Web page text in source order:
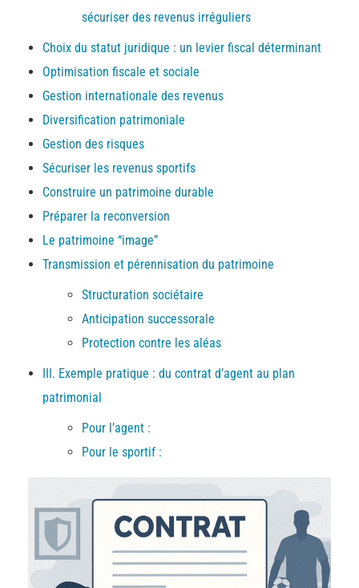
sécuriser des revenus irréguliers
Choix du statut juridique : un levier fiscal déterminant
Optimisation fiscale et sociale
Gestion internationale des revenus
Diversification patrimoniale
Gestion des risques
Sécuriser les revenus sportifs
Construire un patrimoine durable
Préparer la reconversion
Le patrimoine “image”
Transmission et pérennisation du patrimoine
Structuration sociétaire
Anticipation successorale
Protection contre les aléas
III. Exemple pratique : du contrat d’agent au plan
patrimonial
Pour l’agent :
Pour le sportif :